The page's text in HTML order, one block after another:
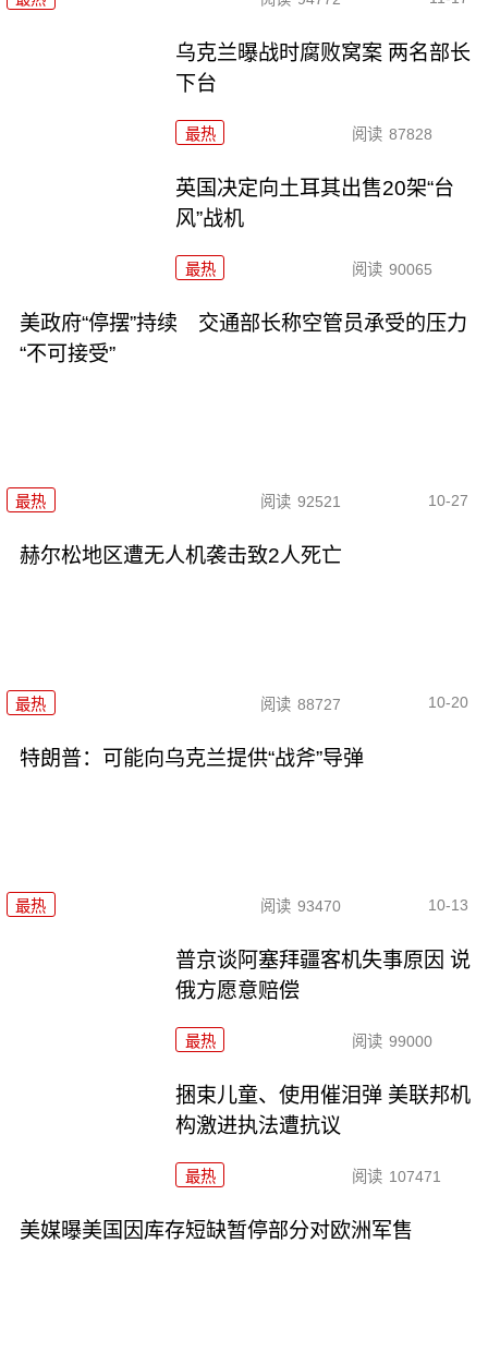
乌克兰曝战时腐败窝案 两名部长
下台
最热 阅读 87828
英国决定向土耳其出售20架“台
风”战机
最热 阅读 90065
美政府“停摆”持续 交通部长称空管员承受的压力
“不可接受”
最热 阅读 92521 10-27
赫尔松地区遭无人机袭击致2人死亡
最热 阅读 88727 10-20
特朗普：可能向乌克兰提供“战斧”导弹
最热 阅读 93470 10-13
普京谈阿塞拜疆客机失事原因 说
俄方愿意赔偿
最热 阅读 99000
捆束儿童、使用催泪弹 美联邦机
构激进执法遭抗议
最热 阅读 107471
美媒曝美国因库存短缺暂停部分对欧洲军售